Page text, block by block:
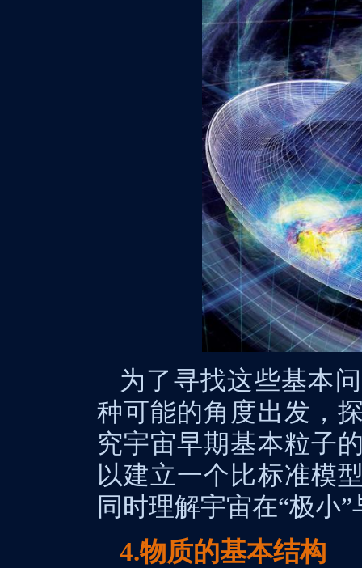
为了寻找这些基本
种可能的角度出发，
究宇宙早期基本粒子
以建立一个比标准模
同时理解宇宙在“极小
4.物质的基本结构